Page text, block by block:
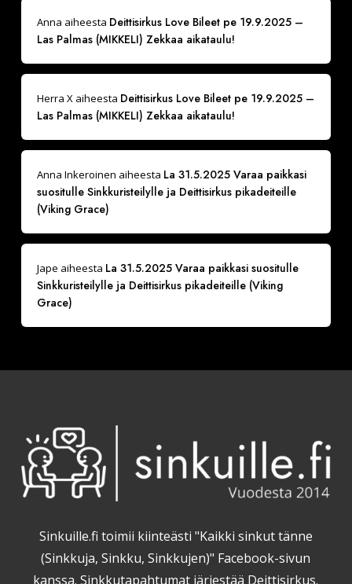
Anna aiheesta Deittisirkus Love Bileet pe 19.9.2025 –
Las Palmas (MIKKELI) Zekkaa aikataulu!
Herra Xaiheesta Deittisirkus Love Bileet pe 19.9.2025 –
Las Palmas (MIKKELI) Zekkaa aikataulu!
Anna Inkeroinen aiheesta La 31.5.2025 Varaa paikkasi
suositulle Sinkkuristeilylle ja Deittisirkus pikadeiteille
(Viking Grace)
Jape aiheesta La 31.5.2025 Varaa paikkasi suositulle
Sinkkuristeilylle ja Deittisirkus pikadeiteille (Viking
Grace)
Sinkuille.fi toimii kiinteästi "Kaikki sinkut tänne
(Sinkkuja, Sinkku, Sinkkujen)" Facebook-sivun
kanssa. Sinkkutapahtumat järjestää Deittisirkus.